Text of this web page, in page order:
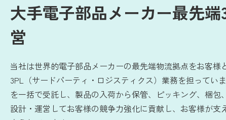
大手電子部品メーカー最先端
営
当社は世界的電子部品メーカーの最先端物流拠点をお客様
3PL（サードパーティ・ロジスティクス）業務を担ってい
を一括で受託し、製品の入荷から保管、ピッキング、梱包
設計・運営してお客様の競争力強化に貢献し、お客様が支